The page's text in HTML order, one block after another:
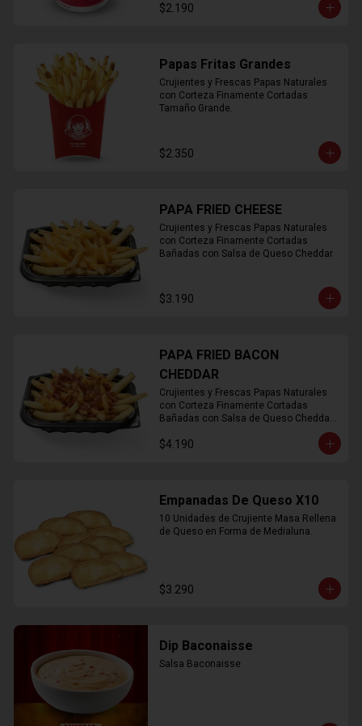
$2.190
Papas Fritas Grandes
Crujientes y Frescas Papas Naturales
con Corteza Finamente Cortadas
Tamaño Grande.
$2.350
PAPA FRIED CHEESE
Crujientes y Frescas Papas Naturales
con Corteza Finamente Cortadas
Bañadas con Salsa de Queso Cheddar
$3.190
PAPA FRIED BACON
CHEDDAR
Crujientes y Frescas Papas Naturales
con Corteza Finamente Cortadas
Bañadas con Salsa de Queso Cheddar
$4.190
Empanadas De Queso X10
10 Unidades de Crujiente Masa Rellena
de Queso en Forma de Medialuna.
$3.290
Dip Baconaisse
Salsa Baconaisse